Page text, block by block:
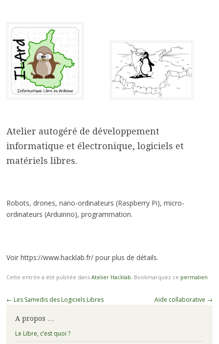
Atelier autogéré de développement
informatique et électronique, logiciels et
matériels libres.
Robots, drones, nano-ordinateurs (Raspberry Pi), micro-
ordinateurs (Arduinno), programmation.
Voir https://www.hacklab.fr/ pour plus de détails.
Cette entrée a été publiée dans Atelier Hacklab . Bookmarquez ce permalien
Navigation
articles
← Les Samedis des Logiciels Libres Aide collaborative →
A propos …
Le Libre, c’est quoi ?